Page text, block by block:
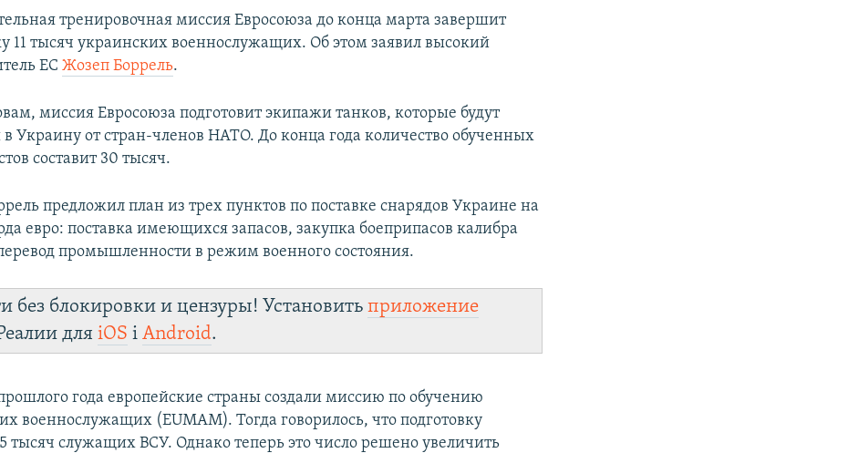
тренировочная миссия Евросоюза до конца марта завершит
11 тысяч украинских военнослужащих. Об этом заявил высокий
ЕСЖозеп Боррель.
миссия Евросоюза подготовит экипажи танков, которые будут
Украину от стран-членов НАТО. До конца года количество обученных
составит 30 тысяч.
предложил план из трех пунктов по поставке снарядов Украине на
евро: поставка имеющихся запасов, закупка боеприпасов калибра
промышленности в режим военного состояния.
без блокировки и цензуры! Установитьприложение
дляiOS іAndroid.
года европейские страны создали миссию по обучению
военнослужащих (EUMAM). Тогда говорилось, что подготовку
тысяч служащих ВСУ. Однако теперь это число решено увеличить